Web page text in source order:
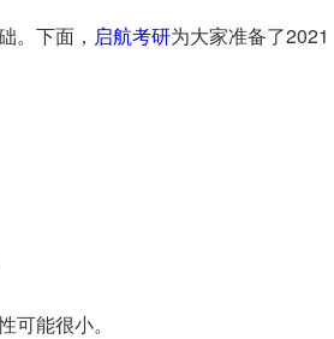
。下面， 启航考研为大家准备了2021
能很小。